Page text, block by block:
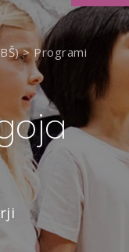
>Programi